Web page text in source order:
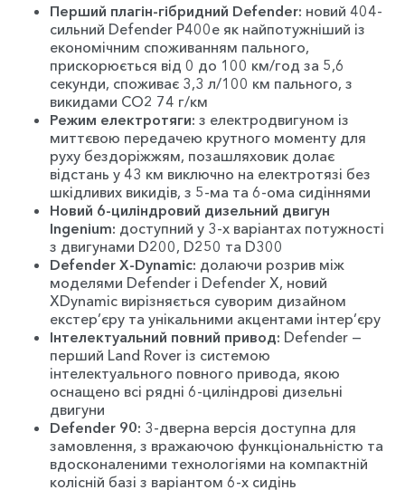
Перший плагін-гібридний Defender: новий 404-
сильний Defender P400e як найпотужніший із
економічним споживанням пального,
прискорюється від 0 до 100 км/год за 5,6
секунди, споживає 3,3 л/100 км пального, з
викидами CO2 74 г/км
Режим електротяги: з електродвигуном із
миттєвою передачею крутного моменту для
руху бездоріжжям, позашляховик долає
відстань у 43 км виключно на електротязі без
шкідливих викидів, з 5-ма та 6-ома сидіннями
Новий 6-циліндровий дизельний двигун
Ingenium: доступний у 3-х варіантах потужності
з двигунами D200, D250 та D300
Defender X-Dynamic: долаючи розрив між
моделями Defender і Defender X, новий
XDynamic вирізняється суворим дизайном
екстер’єру та унікальними акцентами інтер’єру
Інтелектуальний повний привод: Defender —
перший Land Rover із системою
інтелектуального повного привода, якою
оснащено всі рядні 6-циліндрові дизельні
двигуни
Defender 90: 3-дверна версія доступна для
замовлення, з вражаючою функціональністю та
вдосконаленими технологіями на компактній
колісній базі з варіантом 6-х сидінь